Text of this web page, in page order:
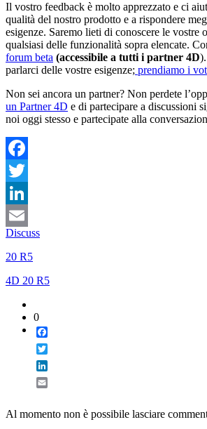
Il vostro feedback è molto apprezzato e ci
qualità del nostro prodotto e a rispondere
esigenze. Saremo lieti di conoscere le vostre
qualsiasi delle funzionalità sopra elencate.
forum beta (accessibile a tutti i partner 4D
parlarci delle vostre esigenze; prendiamo i
Non sei ancora un partner? Non perdete
un Partner 4D e di partecipare a discussioni
noi oggi stesso e partecipate alla
Facebook
Twitter
LinkedIn
Email
Discuss
20 R5
4D 20 R5
0
Al momento non è possibile lasciare